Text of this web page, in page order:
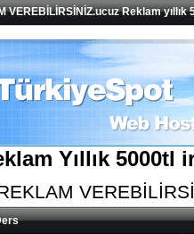
VEREBİLİRSİNİZ.ucuz Reklam yıllık
Yıllık